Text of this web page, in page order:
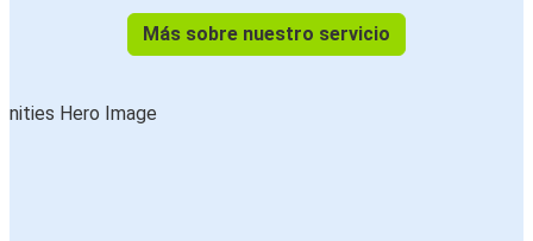
Más sobre nuestro servicio